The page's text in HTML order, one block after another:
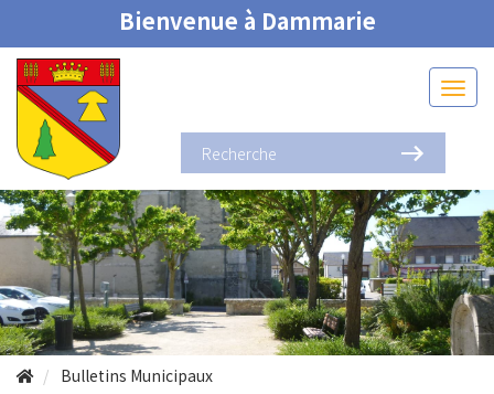
Bienvenue à Dammarie
Bulletins Municipaux